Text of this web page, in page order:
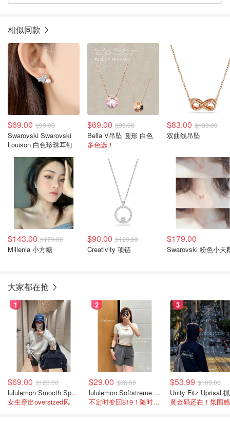
相似同款
$69.00 $99.00
Swarovski Swarovski
Louison 白色珍珠耳钉
$69.00 $99.00
Bella V吊坠 圆形 白色
多色选！
$83.00 $139.00
双曲线吊坠
$143.00 $179.00
Millenia 小方糖
$90.00 $129.00
Creativity 项链
$179.00
Swarovski 粉色小天
大家都在抢
1
$69.00 $128.00
lululemon Smooth Spacer 经典卫衣
女生穿出oversized风
2
$29.00 $88.00
lululemon Softstreme 女士高腰短裤 10cm
不定时变回$19！随时点进来看
3
$53.99 $109.00